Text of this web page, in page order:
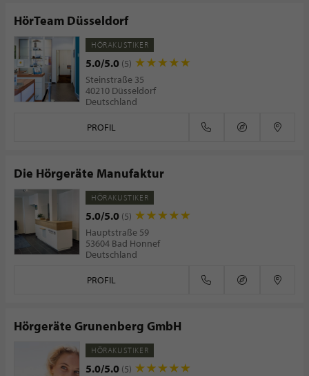
HörTeam Düsseldorf
HÖRAKUSTIKER
5.0/5.0 (5)
Steinstraße 35
40210 Düsseldorf
Deutschland
PROFIL
Die Hörgeräte Manufaktur
HÖRAKUSTIKER
5.0/5.0 (5)
Hauptstraße 59
53604 Bad Honnef
Deutschland
PROFIL
Hörgeräte Grunenberg GmbH
HÖRAKUSTIKER
5.0/5.0 (5)